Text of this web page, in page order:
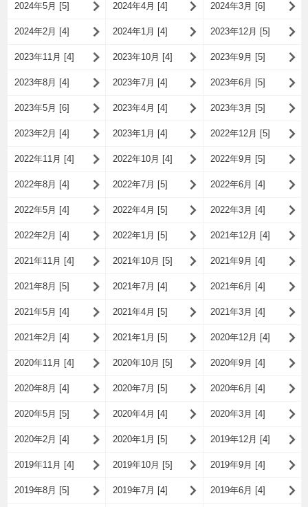
2024年5月 [5] 2024年4月 [4] 2024年3月 [6]
2024年2月 [4] 2024年1月 [4] 2023年12月 [5]
2023年11月 [4] 2023年10月 [4] 2023年9月 [5]
2023年8月 [4] 2023年7月 [4] 2023年6月 [5]
2023年5月 [6] 2023年4月 [4] 2023年3月 [5]
2023年2月 [4] 2023年1月 [4] 2022年12月 [5]
2022年11月 [4] 2022年10月 [4] 2022年9月 [5]
2022年8月 [4] 2022年7月 [5] 2022年6月 [4]
2022年5月 [4] 2022年4月 [5] 2022年3月 [4]
2022年2月 [4] 2022年1月 [5] 2021年12月 [4]
2021年11月 [4] 2021年10月 [5] 2021年9月 [4]
2021年8月 [5] 2021年7月 [4] 2021年6月 [4]
2021年5月 [4] 2021年4月 [5] 2021年3月 [4]
2021年2月 [4] 2021年1月 [5] 2020年12月 [4]
2020年11月 [4] 2020年10月 [5] 2020年9月 [4]
2020年8月 [4] 2020年7月 [5] 2020年6月 [4]
2020年5月 [5] 2020年4月 [4] 2020年3月 [4]
2020年2月 [4] 2020年1月 [5] 2019年12月 [4]
2019年11月 [4] 2019年10月 [5] 2019年9月 [4]
2019年8月 [5] 2019年7月 [4] 2019年6月 [4]